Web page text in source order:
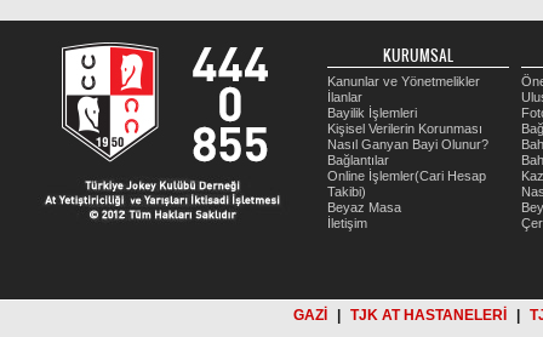
KURUMSAL
Kanunlar ve Yönetmelikler
İlanlar
Bayilik İşlemleri
Kişisel Verilerin Korunması
Nasıl Ganyan Bayi Olunur?
Bağlantılar
Online İşlemler(Cari Hesap
Takibi)
Beyaz Masa
İletişim
GAZİ TJK AT HASTANELERİ